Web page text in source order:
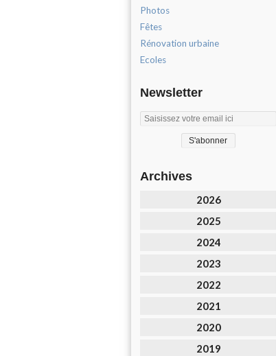
Photos
Fêtes
Rénovation urbaine
Ecoles
Newsletter
Archives
2026
2025
2024
2023
2022
2021
2020
2019